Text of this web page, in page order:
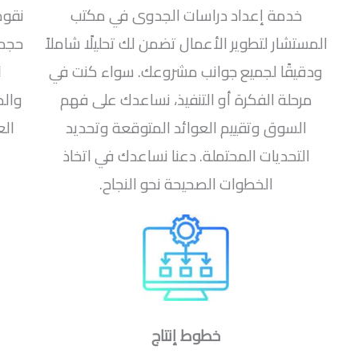
خدمة إعداد دراسات الجدوى في مكتب
المستشار لتطوير الأعمال تضمن لك تحليلًا شاملاً
ودقيقًا لجميع جوانب مشروعك. سواء كنت في
مرحلة الفكرة أو التنفيذ، نساعدك على فهم
السوق وتقييم العوائد المتوقعة وتحديد
التحديات المحتملة. دعنا نساعدك في اتخاذ
الخطوات الصحيحة نحو النجاح.
خطوط إنتاج